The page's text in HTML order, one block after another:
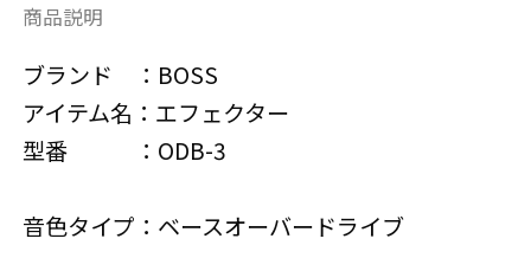
商品説明
ブランド ：BOSS
アイテム名：エフェクター
型番 ：ODB-3
音色タイプ：ベースオーバードライブ